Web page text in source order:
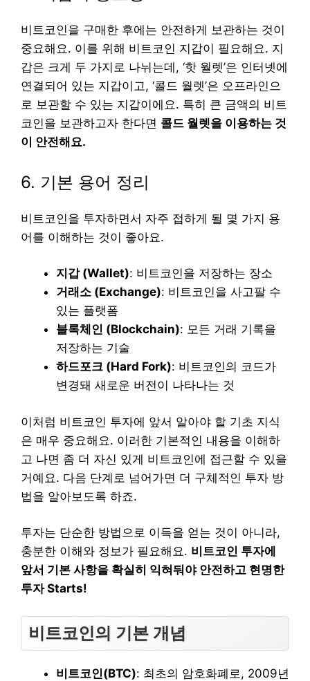
비트코인을 구매한 후에는 안전하게 보관하는 것이
중요해요. 이를 위해 비트코인 지갑이 필요해요. 지
갑은 크게 두 가지로 나뉘는데, ‘핫 월렛’은 인터넷에
연결되어 있는 지갑이고, ‘콜드 월렛’은 오프라인으
로 보관할 수 있는 지갑이에요. 특히 큰 금액의 비트
코인을 보관하고자 한다면 콜드 월렛을 이용하는 것
이 안전해요.
6. 기본 용어 정리
비트코인을 투자하면서 자주 접하게 될 몇 가지 용
어를 이해하는 것이 좋아요.
지갑 (Wallet): 비트코인을 저장하는 장소
거래소 (Exchange): 비트코인을 사고팔 수
있는 플랫폼
블록체인 (Blockchain): 모든 거래 기록을
저장하는 기술
하드포크 (Hard Fork): 비트코인의 코드가
변경돼 새로운 버전이 나타나는 것
이처럼 비트코인 투자에 앞서 알아야 할 기초 지식
은 매우 중요해요. 이러한 기본적인 내용을 이해하
고 나면 좀 더 자신 있게 비트코인에 접근할 수 있을
거예요. 다음 단계로 넘어가면 더 구체적인 투자 방
법을 알아보도록 하죠.
투자는 단순한 방법으로 이득을 얻는 것이 아니라,
충분한 이해와 정보가 필요해요. 비트코인 투자에
앞서 기본 사항을 확실히 익혀둬야 안전하고 현명한
투자 Starts!
비트코인의 기본 개념
비트코인(BTC): 최초의 암호화폐로, 2009년